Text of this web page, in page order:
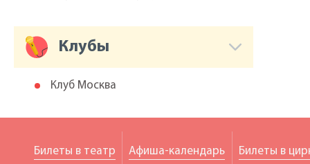
Клубы
Клуб Москва
Билеты в театр Афиша-календарь Билеты в